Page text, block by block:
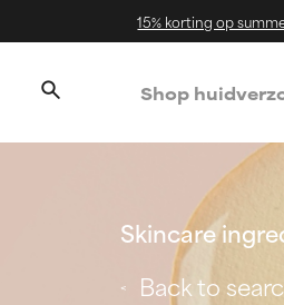
15% korting op
Shop
Skincare
Back to